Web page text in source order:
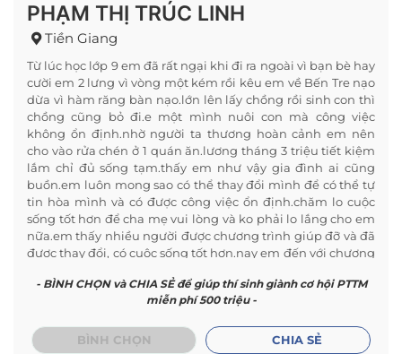
PHẠM THỊ TRÚC LINH
Tiền Giang
Từ lúc học lớp 9 em đã rất ngại khi đi ra ngoài vì bạn bè hay
cười em 2 lưng vì vòng một kém rồi kêu em về Bến Tre nạo
dừa vì hàm răng bàn nạo.lớn lên lấy chồng rồi sinh con thì
chồng cũng bỏ đi.e một mình nuôi con mà công việc
không ổn định.nhờ người ta thương hoàn cảnh em nên
cho vào rửa chén ở 1 quán ăn.lương tháng 3 triệu tiết kiệm
lắm chỉ đủ sống tạm.thấy em như vậy gia đình ai cũng
buồn.em luôn mong sao có thể thay đổi mình để có thể tự
tin hòa mình và có được công việc ổn định.chăm lo cuộc
sống tốt hơn để cha mẹ vui lòng và ko phải lo lắng cho em
nữa.em thấy nhiều người được chương trình giúp đỡ và đã
được thay đổi, có cuộc sống tốt hơn.nay em đến với chương
tin vươn mình sống thật tốt và trả hiếu cha mẹ.
- BÌNH CHỌN và CHIA SẺ để giúp thí sinh giành cơ hội PTTM
miễn phí 500 triệu -
BÌNH CHỌN CHIA SẺ